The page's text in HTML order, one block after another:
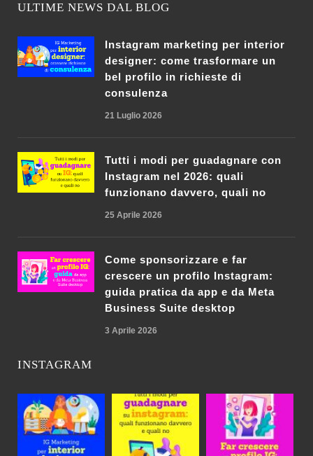
ULTIME NEWS DAL BLOG
Instagram marketing per interior
designer: come trasformare un
bel profilo in richieste di
consulenza
21 Luglio 2026
Tutti i modi per guadagnare con
Instagram nel 2026: quali
funzionano davvero, quali no
25 Aprile 2026
Come sponsorizzare e far
crescere un profilo Instagram:
guida pratica da app e da Meta
Business Suite desktop
3 Aprile 2026
INSTAGRAM